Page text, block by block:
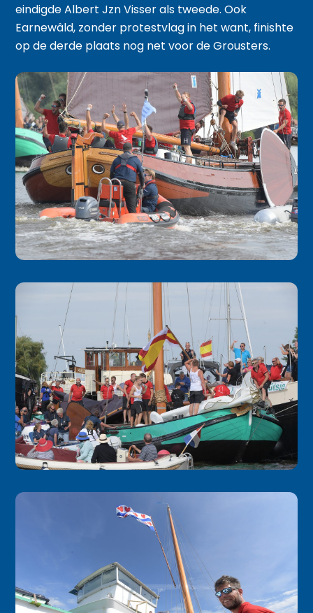
eindigde Albert Jzn Visser als tweede. Ook
Earnewâld, zonder protestvlag in het want, finishte
op de derde plaats nog net voor de Grousters.